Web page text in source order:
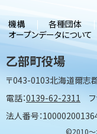
乙部町役場
〒043-0103北海道爾志
電話：0139-62-2311
法人番号：
機構 各種団体
オープンデータについて
©2010〜